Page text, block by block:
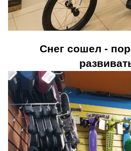
Снег сошел -